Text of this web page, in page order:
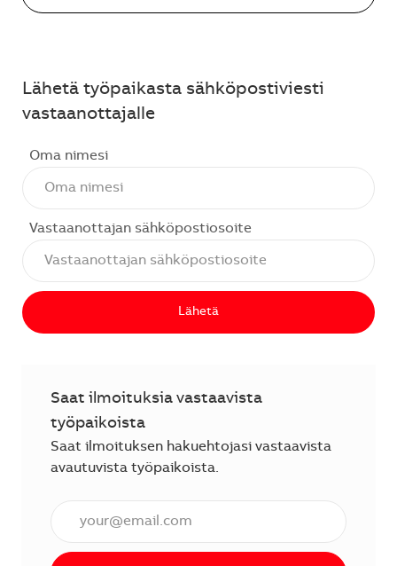
Lähetä työpaikasta sähköpostiviesti
vastaanottajalle
Oma nimesi
Vastaanottajan sähköpostiosoite
Lähetä
Saat ilmoituksia vastaavista
työpaikoista
Saat ilmoituksen hakuehtojasi vastaavista
avautuvista työpaikoista.